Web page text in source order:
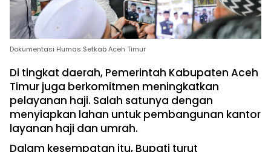
Dokumentasi Humas Setkab Aceh Timur
Di tingkat daerah, Pemerintah Kabupaten Aceh
Timur juga berkomitmen meningkatkan
pelayanan haji. Salah satunya dengan
menyiapkan lahan untuk pembangunan kantor
layanan haji dan umrah.
Dalam kesempatan itu, Bupati turut